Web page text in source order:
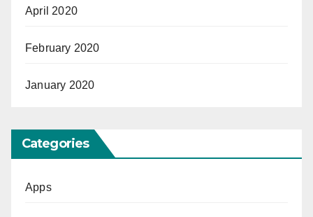
April 2020
February 2020
January 2020
Categories
Apps